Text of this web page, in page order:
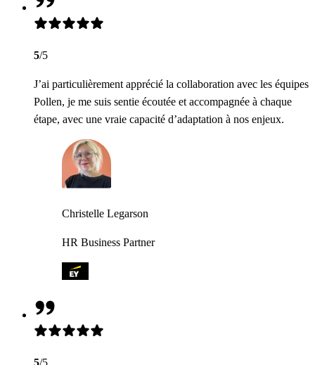
5/5
J’ai particulièrement apprécié la collaboration avec les équipes
Pollen, je me suis sentie écoutée et accompagnée à chaque
étape, avec une vraie capacité d’adaptation à nos enjeux.
Christelle Legarson
HR Business Partner
5/5